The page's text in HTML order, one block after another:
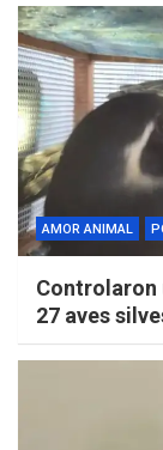
AMOR ANIMAL
Controlaron
27 aves